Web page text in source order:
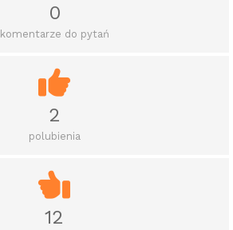
0
komentarze do pytań
2
polubienia
12